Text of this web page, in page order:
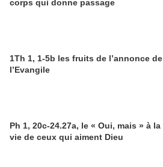
corps qui donne passage
1Th 1, 1-5b les fruits de l’annonce de
l’Evangile
Ph 1, 20c-24.27a, le « Oui, mais » à la
vie de ceux qui aiment Dieu